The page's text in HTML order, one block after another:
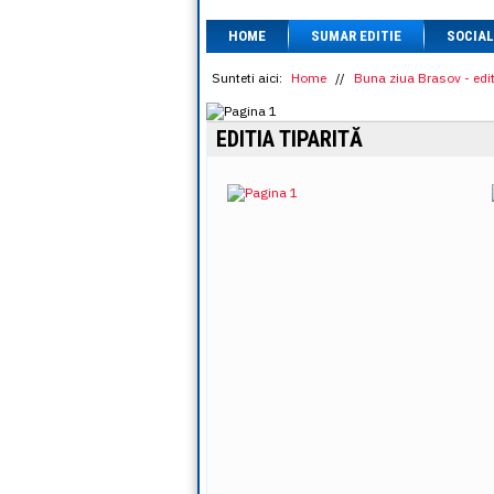
HOME SUMAR EDITIE SOCIAL
Sunteti aici: Home // Buna ziua Brasov -
EDITIA TIPARITĂ